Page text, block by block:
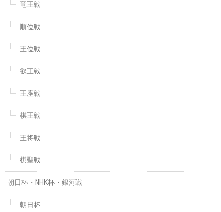
竜王戦
順位戦
王位戦
叡王戦
王座戦
棋王戦
王将戦
棋聖戦
朝日杯・NHK杯・銀河戦
朝日杯